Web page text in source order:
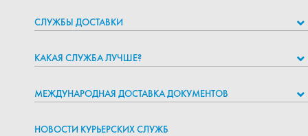
СЛУЖБЫ ДОСТАВКИ
КАКАЯ СЛУЖБА ЛУЧШЕ?
МЕЖДУНАРОДНАЯ ДОСТАВКА ДОКУМЕНТОВ
НОВОСТИ КУРЬЕРСКИХ СЛУЖБ